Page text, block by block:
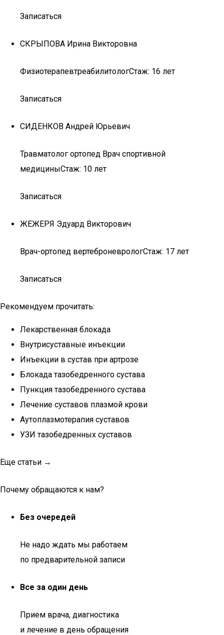
Записаться
СКРЫПОВА Ирина Викторовна
ФизиотерапевтреабилитологСтаж: 16 лет
Записаться
СИДЕНКОВ Андрей Юрьевич
Травматолог ортопед Врач спортивной
медициныСтаж: 10 лет
Записаться
ЖЕЖЕРЯ Эдуард Викторович
Врач-ортопед вертеброневрологСтаж: 17 лет
Записаться
Рекомендуем прочитать:
Лекарственная блокада
Внутрисуставные инъекции
Инъекции в сустав при артрозе
Блокада тазобедренного сустава
Пункция тазобедренного сустава
Лечение суставов плазмой крови
Аутоплазмотерапия суставов
УЗИ тазобедренных суставов
Еще статьи →
Почему обращаются к нам?
Без очередей
Не надо ждать мы работаем
по предварительной записи
Все за один день
Прием врача, диагностика
и лечение в день обращения